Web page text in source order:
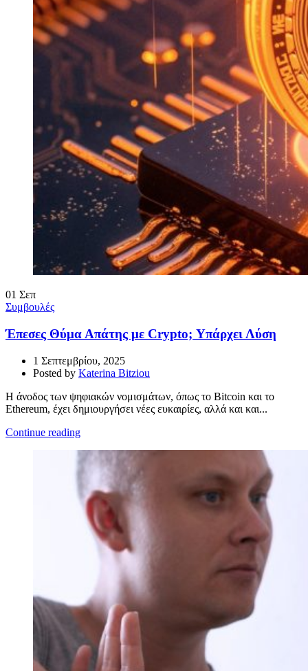
01 Σεπ
Συμβουλές
Έπεσες Θύμα Απάτης με Crypto; Υπάρχει Λύση
1 Σεπτεμβρίου, 2025
Posted by Katerina Bitziou
Η άνοδος των ψηφιακών νομισμάτων, όπως το Bitcoin και το
Ethereum, έχει δημιουργήσει νέες ευκαιρίες, αλλά και και...
Continue reading